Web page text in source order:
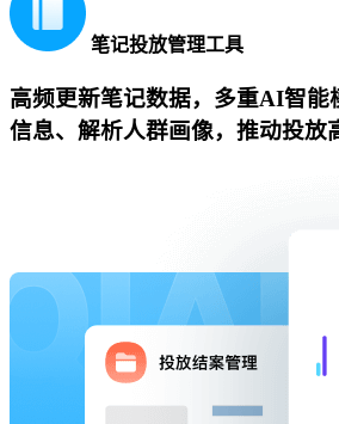
笔记投放管理工具
高频更新笔记数据，多重AI智能
信息、解析人群画像，推动投放